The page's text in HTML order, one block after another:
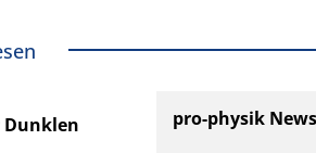
pro-physik